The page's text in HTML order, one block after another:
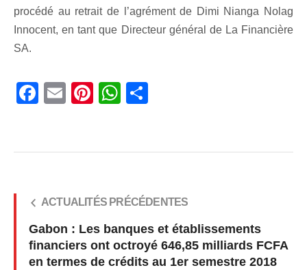
procédé au retrait de l’agrément de Dimi Nianga Nolag
Innocent, en tant que Directeur général de La Financière
SA.
Facebook
Email PinterestWhatsApp
ACTUALITÉS PRÉCÉDENTES
Gabon : Les banques et établissements
financiers ont octroyé 646,85 milliards FCFA
en termes de crédits au 1er semestre 2018